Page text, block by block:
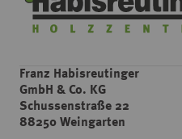
Franz Habisreutinger
GmbH & Co. KG
Schussenstraße 22
88250 Weingarten